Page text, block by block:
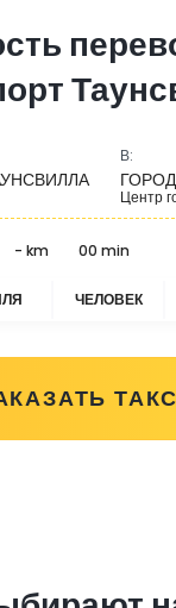
В:
Центр
- km 00 min
ЧЕЛОВЕК